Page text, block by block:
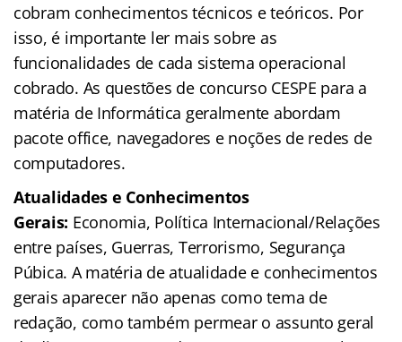
cobram conhecimentos técnicos e teóricos. Por
isso, é importante ler mais sobre as
funcionalidades de cada sistema operacional
cobrado. As questões de concurso CESPE para a
matéria de Informática geralmente abordam
pacote office, navegadores e noções de redes de
computadores.
Atualidades e Conhecimentos
Gerais: Economia, Política Internacional/Relações
entre países, Guerras, Terrorismo, Segurança
Púbica. A matéria de atualidade e conhecimentos
gerais aparecer não apenas como tema de
redação, como também permear o assunto geral